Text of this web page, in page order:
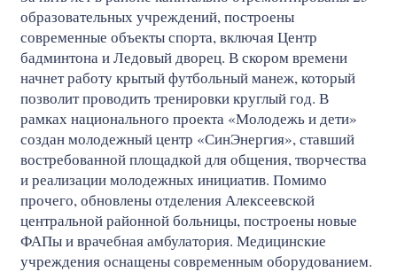
образовательных учреждений, построены
современные объекты спорта, включая Центр
бадминтона и Ледовый дворец. В скором времени
начнет работу крытый футбольный манеж, который
позволит проводить тренировки круглый год. В
рамках национального проекта «Молодежь и дети»
создан молодежный центр «СинЭнергия», ставший
востребованной площадкой для общения, творчества
и реализации молодежных инициатив. Помимо
прочего, обновлены отделения Алексеевской
центральной районной больницы, построены новые
ФАПы и врачебная амбулатория. Медицинские
учреждения оснащены современным оборудованием.